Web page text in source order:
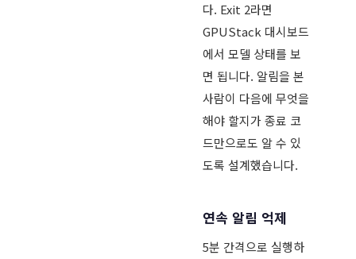
다. Exit 2라면
GPUStack 대시보드
에서 모델 상태를 보
면 됩니다. 알림을 본
사람이 다음에 무엇을
해야 할지가 종료 코
드만으로도 알 수 있
도록 설계했습니다.
연속 알림 억제
5분 간격으로 실행하